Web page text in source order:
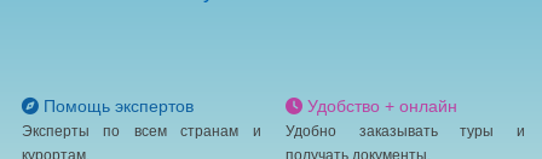
Помощь экспертов
Эксперты по всем странам и
Удобство + онлайн
Удобно заказывать туры и